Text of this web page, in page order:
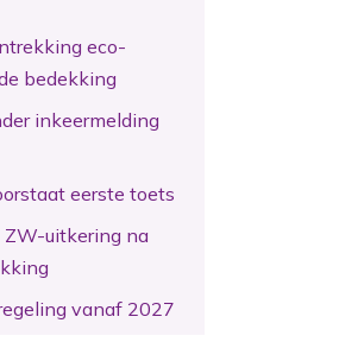
eco-
bedekking
inkeermelding
eerste toets
ZW-uitkering na
vanaf 2027